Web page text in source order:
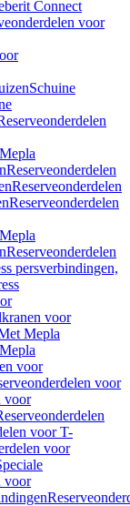
Connect
voor
Schuine
Reserveonderdelen
Reserveonderdelen
Reserveonderdelen
Reserveonderdelen
persverbindingen,
voor
Mepla
voor
voor
voor
voor T-
voor
voor